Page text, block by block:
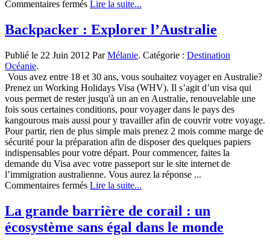
Commentaires ferméssur
petit
coin
paradis
Byron
bay
Lire la suite...
Backpacker : Explorer l’Australie
Publié le 22 Juin 2012 ParMélanie. Catégorie : Destination
Océanie.
Vous avez entre 18 et 30 ans, vous souhaitez voyager en Australie?
Prenez un Working Holidays Visa (WHV). Il s’agit d’un visa qui
vous permet de rester jusqu'à un an en Australie, renouvelable une
fois sous certaines conditions, pour voyager dans le pays des
kangourous mais aussi pour y travailler afin de couvrir votre voyage.
Pour partir, rien de plus simple mais prenez 2 mois comme marge de
sécurité pour la préparation afin de disposer des quelques papiers
indispensables pour votre départ. Pour commencer, faites la
demande du Visa avec votre passeport sur le site internet de
l’immigration australienne. Vous aurez la réponse ...
Commentaires ferméssur
Explorer
l’Australie
Lire la suite...
La grande barrière de corail : un
écosystème sans égal dans le monde